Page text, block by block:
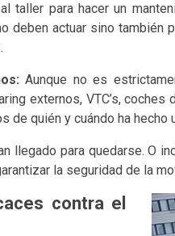
taller para hacer un
deben actuar sino
Aunque no es
externos, VTC’s,
de quién y cuándo ha
llegado para quedarse. O
la seguridad de la
contra el